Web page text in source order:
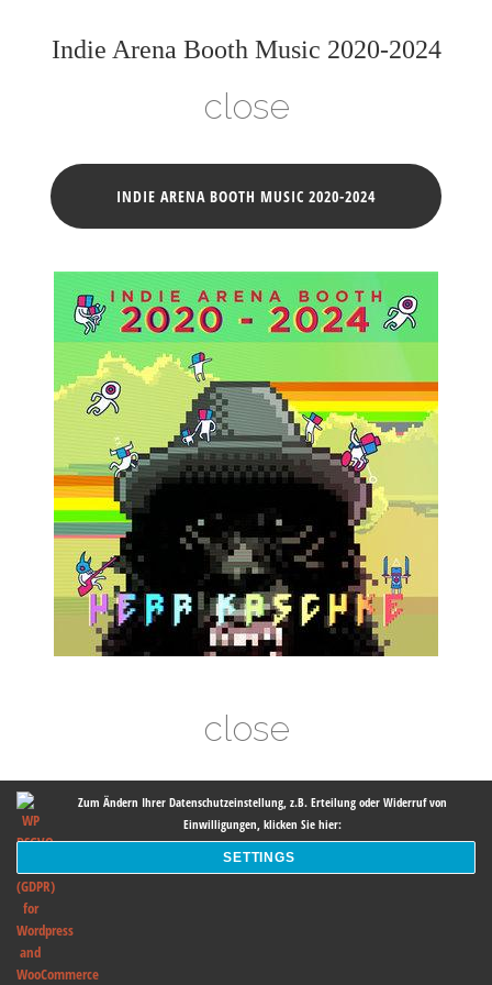
Indie Arena Booth Music 2020-2024
close
INDIE ARENA BOOTH MUSIC 2020-2024
close
Zum Ändern Ihrer Datenschutzeinstellung, z.B. Erteilung oder Widerruf von
Einwilligungen, klicken Sie hier:
SETTINGS